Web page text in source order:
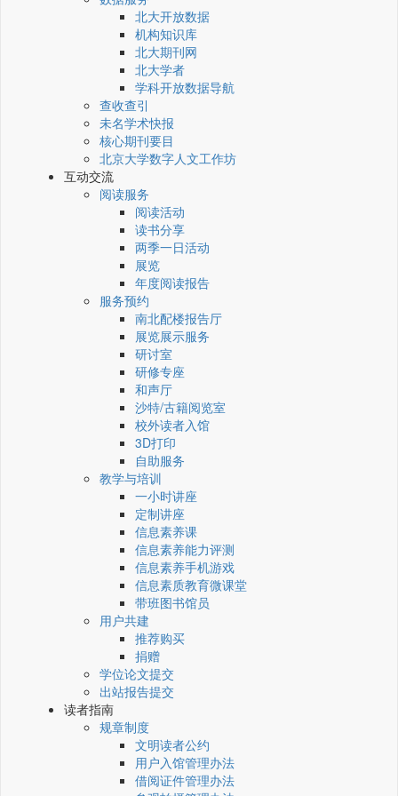
北大开放数据
机构知识库
北大期刊网
北大学者
学科开放数据导航
查收查引
未名学术快报
核心期刊要目
北京大学数字人文工作坊
互动交流
阅读服务
阅读活动
读书分享
两季一日活动
展览
年度阅读报告
服务预约
南北配楼报告厅
展览展示服务
研讨室
研修专座
和声厅
沙特/古籍阅览室
校外读者入馆
3D打印
自助服务
教学与培训
一小时讲座
定制讲座
信息素养课
信息素养能力评测
信息素养手机游戏
信息素质教育微课堂
带班图书馆员
用户共建
推荐购买
捐赠
学位论文提交
出站报告提交
读者指南
规章制度
文明读者公约
用户入馆管理办法
借阅证件管理办法